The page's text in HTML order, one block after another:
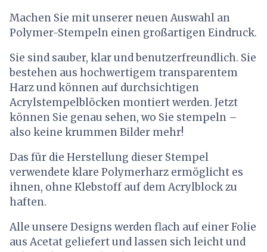
Machen Sie mit unserer neuen Auswahl an
Polymer-Stempeln einen großartigen Eindruck.
Sie sind sauber, klar und benutzerfreundlich. Sie
bestehen aus hochwertigem transparentem
Harz und können auf durchsichtigen
Acrylstempelblöcken montiert werden. Jetzt
können Sie genau sehen, wo Sie stempeln –
also keine krummen Bilder mehr!
Das für die Herstellung dieser Stempel
verwendete klare Polymerharz ermöglicht es
ihnen, ohne Klebstoff auf dem Acrylblock zu
haften.
Alle unsere Designs werden flach auf einer Folie
aus Acetat geliefert und lassen sich leicht und